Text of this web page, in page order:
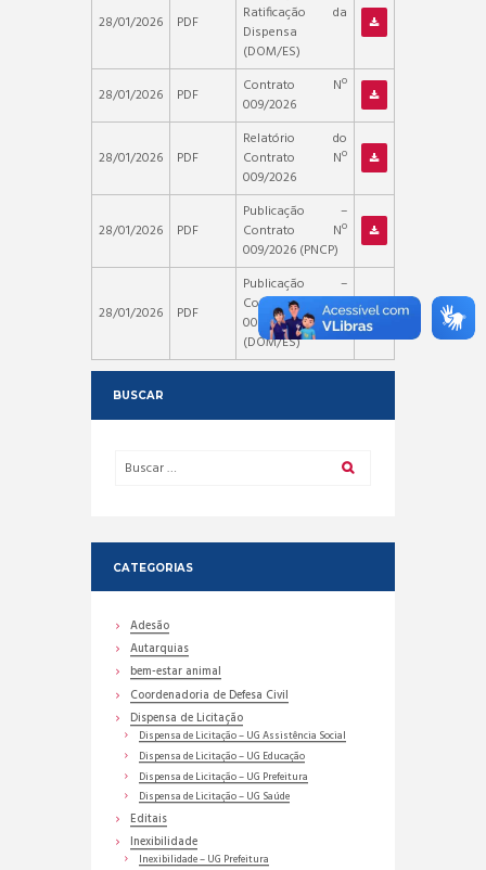
28/01/2026 PDF
Ratificação da
Dispensa
(DOM/ES)
28/01/2026
PDF
Contrato Nº
009/2026
28/01/2026 PDF
Relatório do
Contrato Nº
009/2026
28/01/2026 PDF
Publicação –
Contrato Nº
009/2026 (PNCP)
28/01/2026 PDF
Publicação –
Contrato Nº
009/2026
(DOM/ES)
BUSCAR
CATEGORIAS
Adesão
Autarquias
bem-estar animal
Coordenadoria de Defesa Civil
Dispensa de Licitação
Dispensa de Licitação – UG Assistência Social
Dispensa de Licitação – UG Educação
Dispensa de Licitação – UG Prefeitura
Dispensa de Licitação – UG Saúde
Editais
Inexibilidade
Inexibilidade – UG Prefeitura